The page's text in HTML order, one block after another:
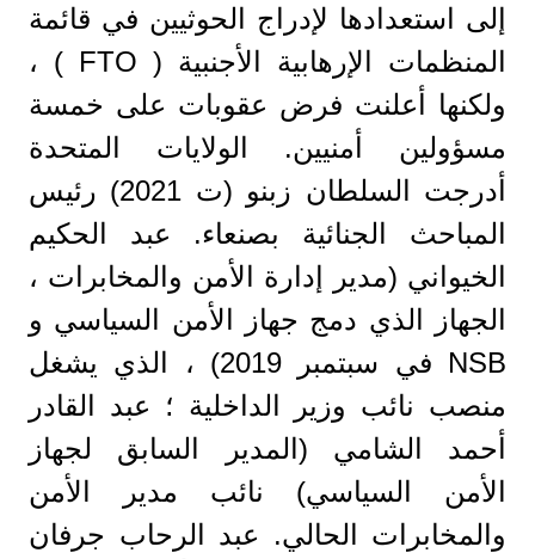
إلى استعدادها لإدراج الحوثيين في قائمة
المنظمات الإرهابية الأجنبية ( FTO ) ،
ولكنها أعلنت فرض عقوبات على خمسة
مسؤولين أمنيين. الولايات المتحدة
أدرجت السلطان زبنو (ت 2021) رئيس
المباحث الجنائية بصنعاء. عبد الحكيم
الخيواني (مدير إدارة الأمن والمخابرات ،
الجهاز الذي دمج جهاز الأمن السياسي و
NSB في سبتمبر 2019) ، الذي يشغل
منصب نائب وزير الداخلية ؛ عبد القادر
أحمد الشامي (المدير السابق لجهاز
الأمن السياسي) نائب مدير الأمن
والمخابرات الحالي. عبد الرحاب جرفان